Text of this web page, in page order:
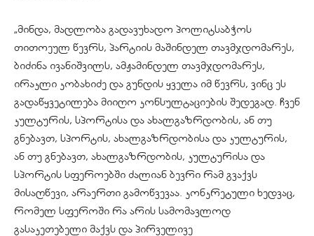
„მინდა, მადლობა გადავუხადო პოლიტსაბჭოს
თითოეულ წევრს, პარტიის მაშინდელ თავმჯდომარეს,
ბიძინა ივანიშვილს, ამჟამინდელ თავმჯდომარეს,
ირაკლი კობახიძე და გუნდის ყველა იმ წევრს, ვინც ეს
გადაწყვეტილება მიიღო კონსულტაციების შედეგად. ჩვენ
კულტურის, სპორტისა და ახალგაზრდობის, ან თუ
გნებავთ, სპორტის, ახალგაზრდობისა და კულტურის,
ან თუ გნებავთ, ახალგაზრდობის, კულტურისა და
სპორტის სფეროებში ძალიან ბევრი რამ გვაქვს
მისაღწევი, არაერთი გამოწვევაა. კონკრეტული ხედვაც,
რომელ სფეროში რა არის სამომავლოდ
გასაკეთებელი მაქვს და პირველივე